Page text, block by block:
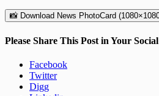
📸 Download News PhotoCard
Please Share This Post in Your
Facebook
Twitter
Digg